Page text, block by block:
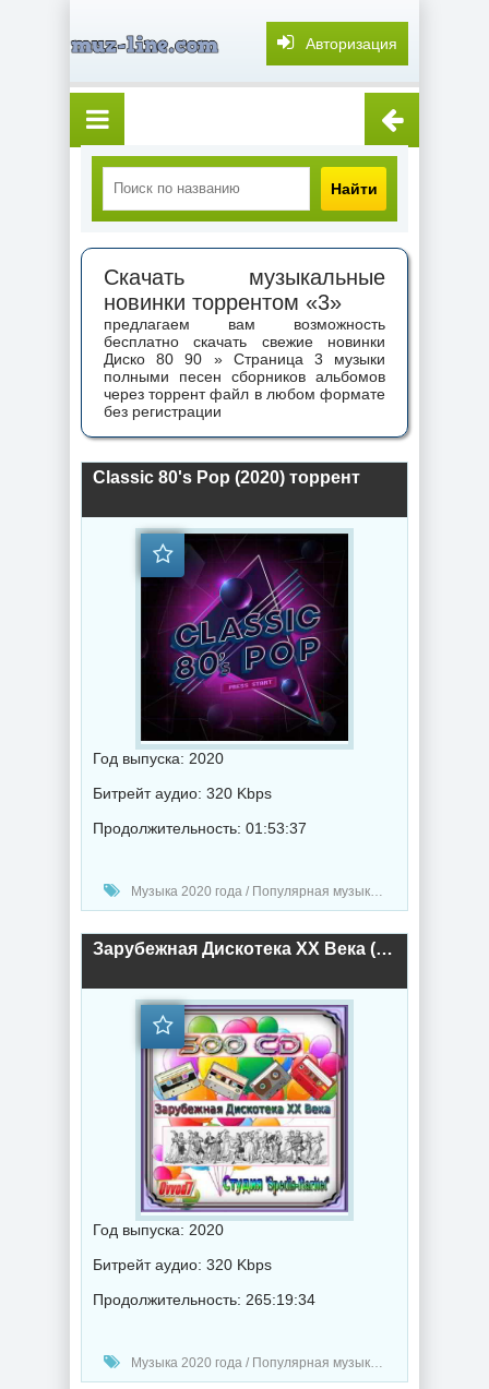
Авторизация
Найти
Скачать музыкальные
новинки торрентом «3»
предлагаем вам возможность
бесплатно скачать свежие новинки
Диско 80 90 » Страница 3 музыки
полными песен сборников альбомов
через торрент файл в любом формате
без регистрации
Classic 80's Pop (2020) торрент
Год выпуска: 2020
Битрейт аудио: 320 Kbps
Продолжительность: 01:53:37
Музыка 2020 года / Популярная музыка / Ретро музыка / Поп музыка
Зарубежная Дискотека ХХ Века (2020) торрент
Год выпуска: 2020
Битрейт аудио: 320 Kbps
Продолжительность: 265:19:34
Музыка 2020 года / Популярная музыка / Рок - альтернативная музыка / Электронная музыка / Ретро музыка / Диско музыка / Поп музыка / Танцевальная музыка